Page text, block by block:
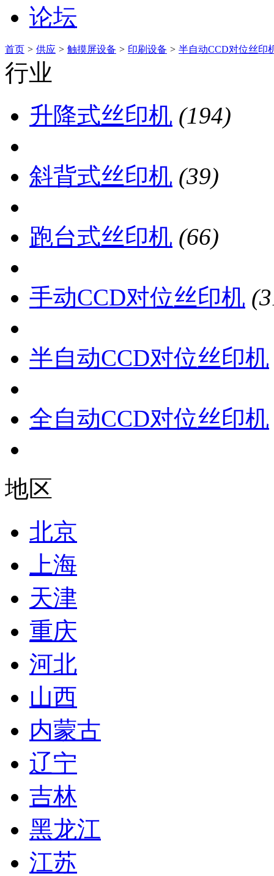
论坛
首页 > 供应 > 触摸屏设备 > 印刷设备 > 半自动CCD对位丝印
行业
升降式丝印机 (194)
斜背式丝印机 (39)
跑台式丝印机 (66)
手动CCD对位丝印机
半自动CCD对位丝印机
全自动CCD对位丝印机
地区
北京
上海
天津
重庆
河北
山西
内蒙古
辽宁
吉林
黑龙江
江苏